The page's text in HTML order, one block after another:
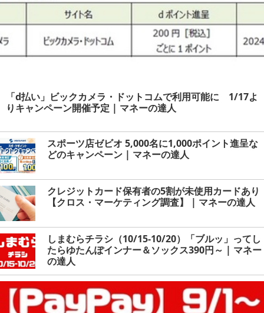
「d払い」ビックカメラ・ドットコムで利用可能に 1/17よ
りキャンペーン開催予定 | マネーの達人
スポーツ店ゼビオ 5,000名に1,000ポイント進呈な
どのキャンペーン | マネーの達人
クレジットカード保有者の5割が未使用カードあり
【クロス・マーケティング調査】 | マネーの達人
しまむらチラシ（10/15-10/20）「ブルッ」ってし
たらゆたんぽインナー＆ソックス390円～ | マネー
の達人